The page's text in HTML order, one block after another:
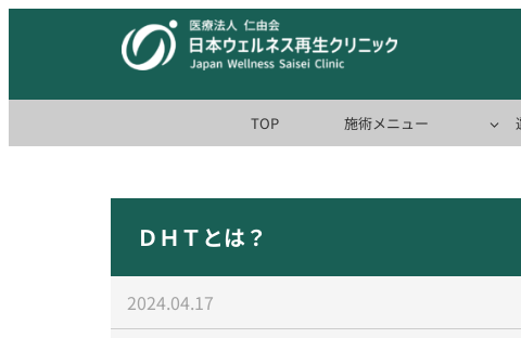
TOP 施術メニュー
ＤＨＴとは？
2024.04.17